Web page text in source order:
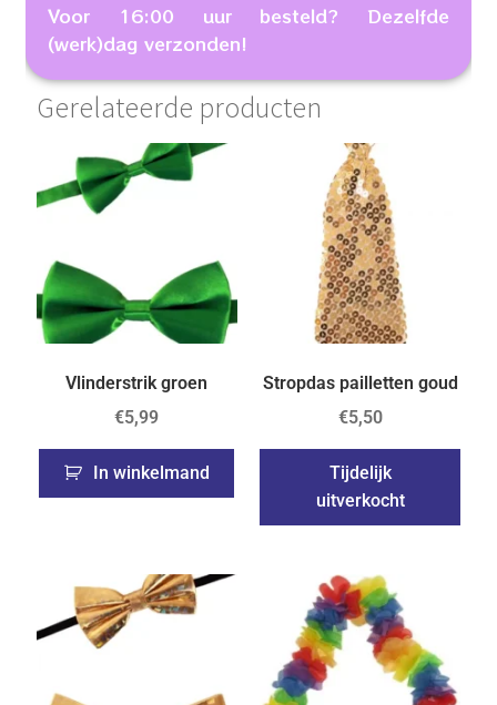
Voor 16:00 uur besteld? Dezelfde
(werk)dag verzonden!
Gerelateerde producten
Vlinderstrik groen
€5,99
In winkelmand
Stropdas pailletten goud
€5,50
Tijdelijk
uitverkocht